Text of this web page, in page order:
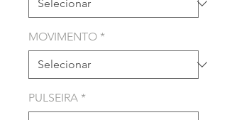
MOVIMENTO *
PULSEIRA *